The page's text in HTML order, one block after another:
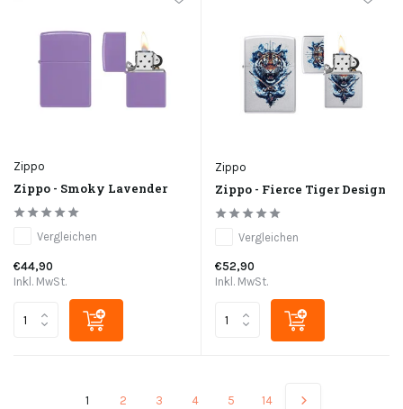
Zippo
Zippo - Smoky Lavender
Vergleichen
€44,90
Inkl. MwSt.
Zippo
Zippo - Fierce Tiger Design
Vergleichen
€52,90
Inkl. MwSt.
1 2 3 4 5 14